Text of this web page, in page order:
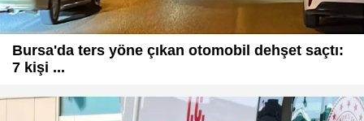
Bursa'da ters yöne çıkan otomobil dehşet saçtı:
7 kişi ...